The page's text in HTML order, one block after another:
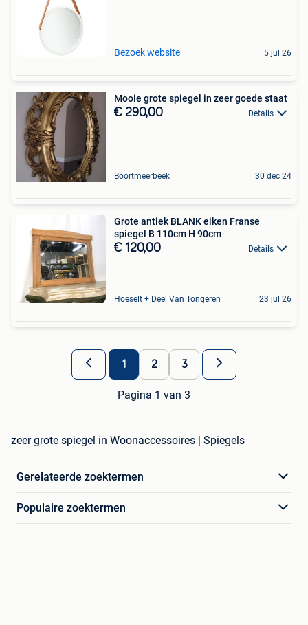
Bezoek website 5 jul 26
Mooie grote spiegel in zeer goede staat
€ 290,00 Details
Boortmeerbeek 30 dec 24
Grote antiek BLANK eiken Franse
spiegel B 110cm H 90cm
€ 120,00 Details
Hoeselt + Deel Van Tongeren 23 jul 26
1 2 3
Pagina 1 van 3
zeer grote spiegel in Woonaccessoires | Spiegels
Gerelateerde zoektermen
Populaire zoektermen